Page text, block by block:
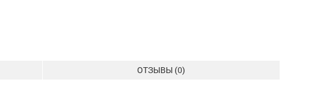
ОТЗЫВЫ (0)